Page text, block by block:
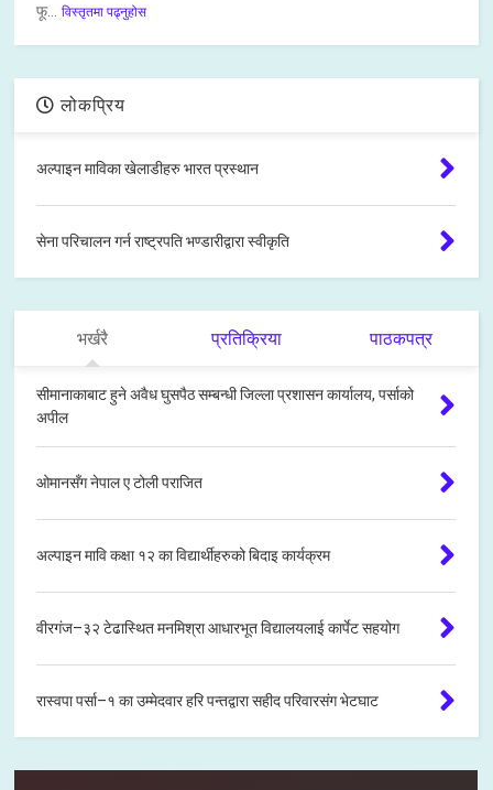
फू...
विस्तृतमा पढ्नुहोस
लोकप्रिय
अल्पाइन माविका खेलाडीहरु भारत प्रस्थान
सेना परिचालन गर्न राष्ट्रपति भण्डारीद्वारा स्वीकृति
भर्खरै प्रतिक्रिया पाठकपत्र
सीमानाकाबाट हुने अवैध घुसपैठ सम्बन्धी जिल्ला प्रशासन कार्यालय, पर्साको
अपील
ओमानसँग नेपाल ए टोली पराजित
अल्पाइन मावि कक्षा १२ का विद्यार्थीहरुको बिदाइ कार्यक्रम
वीरगंज–३२ टेढास्थित मनमिश्रा आधारभूत विद्यालयलाई कार्पेट सहयोग
रास्वपा पर्सा–१ का उम्मेदवार हरि पन्तद्वारा सहीद परिवारसंग भेटघाट